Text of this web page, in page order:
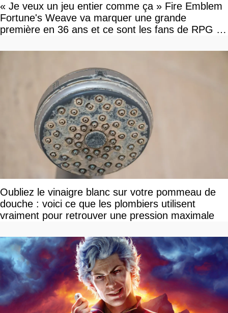
« Je veux un jeu entier comme ça » Fire Emblem
Fortune's Weave va marquer une grande
première en 36 ans et ce sont les fans de RPG en
Oubliez le vinaigre blanc sur votre pommeau de
douche : voici ce que les plombiers utilisent
vraiment pour retrouver une pression maximale